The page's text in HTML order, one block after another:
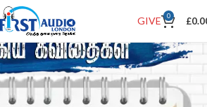
GIVE 0 £